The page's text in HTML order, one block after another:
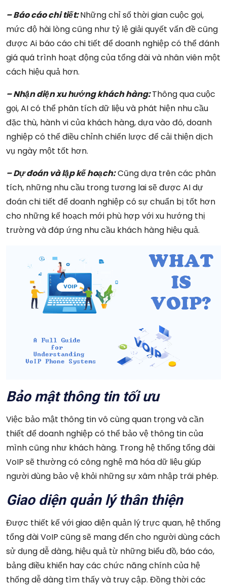
– Báo cáo chi tiết:Những chỉ số thời gian cuộc gọi,
mức độ hài lòng cũng như tỷ lệ giải quyết vấn đề cũng
được Ai báo cáo chi tiết để doanh nghiệp có thể đánh
giá quá trình hoạt động của tổng đài và nhân viên một
cách hiệu quả hơn.
– Nhận diện xu hướng khách hàng:Thông qua cuộc
gọi, AI có thể phân tích dữ liệu và phát hiện nhu cầu
đặc thù, hành vi của khách hàng, dựa vào đó, doanh
nghiệp có thể điều chỉnh chiến lược để cải thiện dịch
vụ ngày một tốt hơn.
– Dự đoán và lập kế hoạch:Cũng dựa trên các phân
tích, những nhu cầu trong tương lai sẽ được AI dự
đoán chi tiết để doanh nghiệp có sự chuẩn bị tốt hơn
cho những kế hoạch mới phù hợp với xu hướng thị
trường và đáp ứng nhu cầu khách hàng hiệu quả.
Bảo mật thông tin tối ưu
Việc bảo mật thông tin vô cùng quan trọng và cần
thiết để doanh nghiệp có thể bảo vệ thông tin của
mình cũng như khách hàng. Trong hệ thống tổng đài
VoIP sẽ thường có công nghệ mã hóa dữ liệu giúp
người dùng bảo vệ khỏi những sự xâm nhập trái phép.
Giao diện quản lý thân thiện
Được thiết kế với giao diện quản lý trực quan, hệ thống
tổng đài VoIP cũng sẽ mang đến cho người dùng cách
sử dụng dễ dàng, hiệu quả từ những biểu đồ, báo cáo,
bảng điều khiển hay các chức năng chính của hệ
thống dễ dàng tìm thấy và truy cập. Đồng thời các